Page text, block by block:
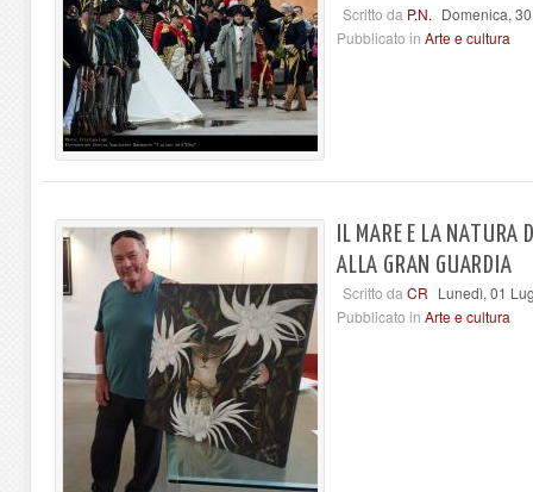
Scritto da P.N. Domenica,
Pubblicato in Arte e cultura
IL MARE E LA NATURA
ALLA GRAN GUARDIA
Scritto da CR Lunedì, 01
Pubblicato in Arte e cultura